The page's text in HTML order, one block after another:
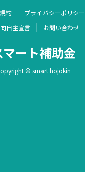
約 プライバシーポリシー
自主宣言
お問い合わせ
マート補助金
© smart hojokin